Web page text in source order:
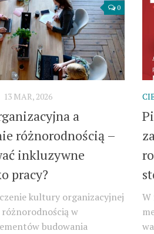
0
13 MAR, 2026
a
różnorodnością –
inkluzywne
pracy?
kultury organizacyjnej
w
budowania
W